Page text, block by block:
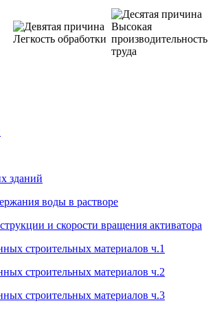
Легкость обработки
Высокая
производительность
труда
зданий
воды в растворе
и скорости вращения активатора
строительных материалов ч.1
строительных материалов ч.2
строительных материалов ч.3